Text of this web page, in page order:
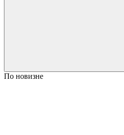
По новизне